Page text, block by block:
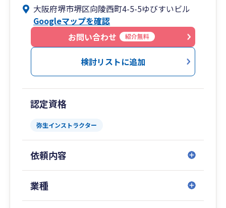
特徴: 初回相談は無料です。「堅い」「話しにく
い」といった税理士のイメージを払拭し、気軽に
何でも相談できる雰囲気づくりを徹底していま
す。
経営に関する「困った」がございましたら、まず
様々なニーズに即応できる体制を整えています。
大阪府堺市堺区向陵西町4-5-5ゆびすいビル
Googleマップを確認
お問い合わせ
紹介無料
検討リストに追加
認定資格
弥生インストラクター
依頼内容
業種